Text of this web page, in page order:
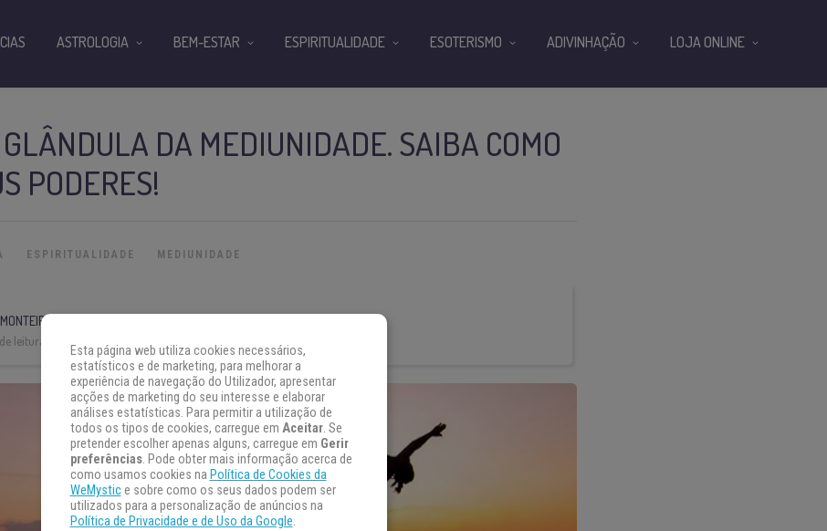
DA MEDIUNIDADE. SAIBA COMO
PODERES!
ESPIRITUALIDADE MEDIUNIDADE
leitura:
ASTROLOGIA BEM-ESTAR ESPIRITUALIDADE ESOTERISMO ADIVINHAÇÃO LOJA ONLINE
Esta página web utiliza cookies necessários,
estatísticos e de marketing, para melhorar a
experiência de navegação do Utilizador, apresentar
acções de marketing do seu interesse e elaborar
análises estatísticas. Para permitir a utilização de
todos os tipos de cookies, carregue em Aceitar. Se
pretender escolher apenas alguns, carregue em Gerir
preferências. Pode obter mais informação acerca de
como usamos cookies na Política de Cookies da
WeMystice sobre como os seus dados podem ser
utilizados para a personalização de anúncios na
Política de Privacidade e de Uso da Google.